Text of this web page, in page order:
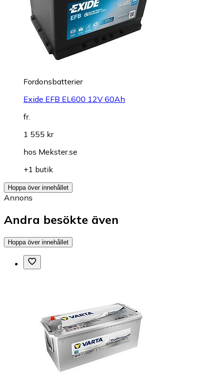
Fordonsbatterier
Exide EFB EL600 12V 60Ah
fr.
1 555 kr
hos Mekster.se
+1 butik
Hoppa över innehållet
Annons
Andra besökte även
Hoppa över innehållet